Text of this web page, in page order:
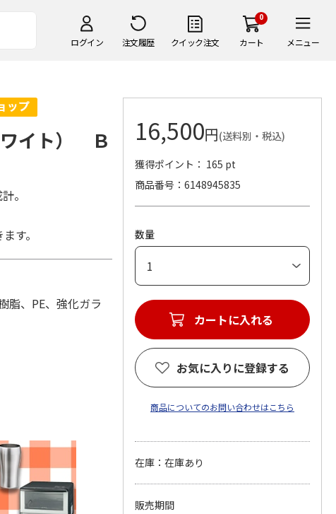
ログイン 注文履歴 クイック注文
0
カート メニュー
ワイト） Ｂ
。
す。
、PE、強化ガラ
16,500円(送料別・税込)
獲得ポイント： 165 pt
商品番号
6148945835
数量
カートに入れる
お気に入りに登録する
商品についてのお問い合わせはこちら
在庫：在庫あり
販売期間